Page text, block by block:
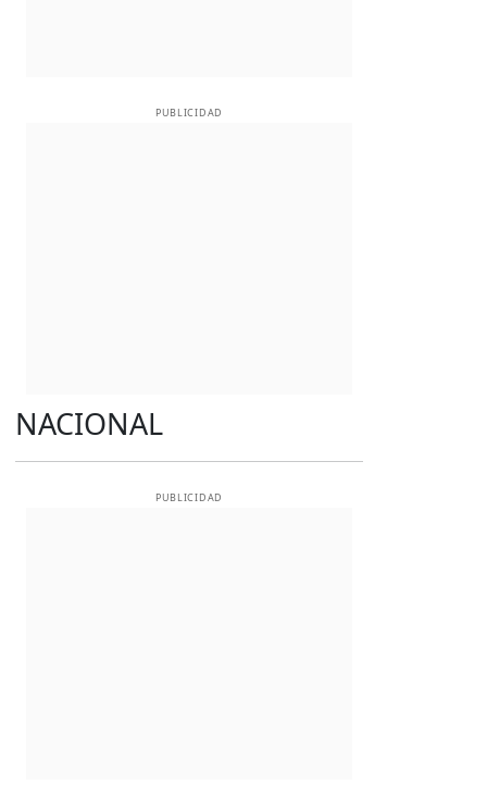
PUBLICIDAD
NACIONAL
PUBLICIDAD